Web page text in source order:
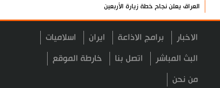
العراق يعلن نجاح خطة زيارة الأربعين
رضائي: إيران جاهزة للدفاع عن سيادتها
رئيس بلدية طهران يلتقي مع متولي العتبة الحسينية ومحافظ كربلاء
تقرير مصور.. مراسم عزاء الأربعين بجوار مكان استشهاد الإمام
فريق طبي إيراني ينقذ حياة طفل عراقي بأعجوبة+ فيديو
الاخبار برامج الاذاعة ايران اسلاميات
البث المباشر اتصل بنا خارطة الموقع
من نحن